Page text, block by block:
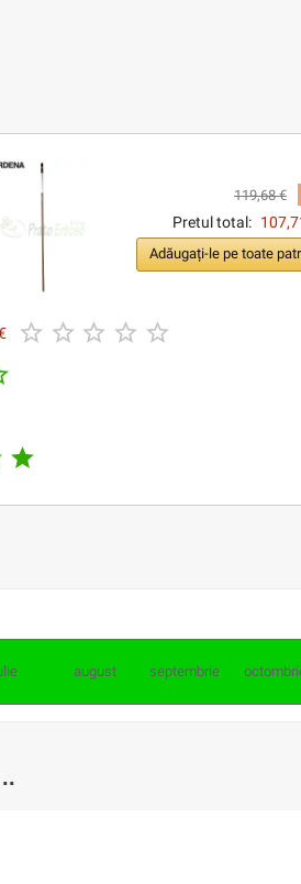
119,68 €
Pretul total:
Adăugați-le pe toate
    

august septembrie